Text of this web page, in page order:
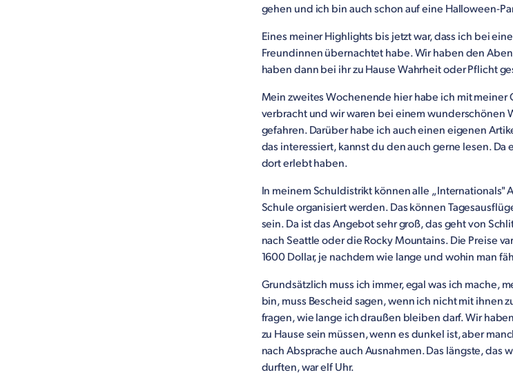
gehen und ich bin auch schon auf eine Halloween-
Eines meiner Highlights bis jetzt war, dass ich bei
Freundinnen übernachtet habe. Wir haben den
haben dann bei ihr zu Hause Wahrheit oder Pflicht
Mein zweites Wochenende hier habe ich mit meiner
verbracht und wir waren bei einem wunderschönen
gefahren. Darüber habe ich auch einen eigenen
das interessiert, kannst du den auch gerne lesen. Da
dort erlebt haben.
In meinem Schuldistrikt können alle „Internationals"
Schule organisiert werden. Das können
sein. Da ist das Angebot sehr groß, das geht von
nach Seattle oder die Rocky Mountains. Die Preise
1600 Dollar, je nachdem wie lange und wohin man
Grundsätzlich muss ich immer, egal was ich mache,
bin, muss Bescheid sagen, wenn ich nicht mit ihnen
fragen, wie lange ich draußen bleiben darf. Wir
zu Hause sein müssen, wenn es dunkel ist, aber
nach Absprache auch Ausnahmen. Das längste, das
durften, war elf Uhr.